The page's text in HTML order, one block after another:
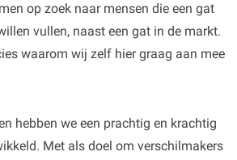
op zoek naar mensen die een gat
vullen, naast een gat in de markt.
waarom wij zelf hier graag aan mee
hebben we een prachtig en krachtig
Met als doel om verschilmakers